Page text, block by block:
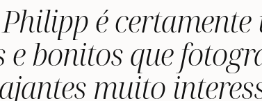
é certamente
bonitos que
muito